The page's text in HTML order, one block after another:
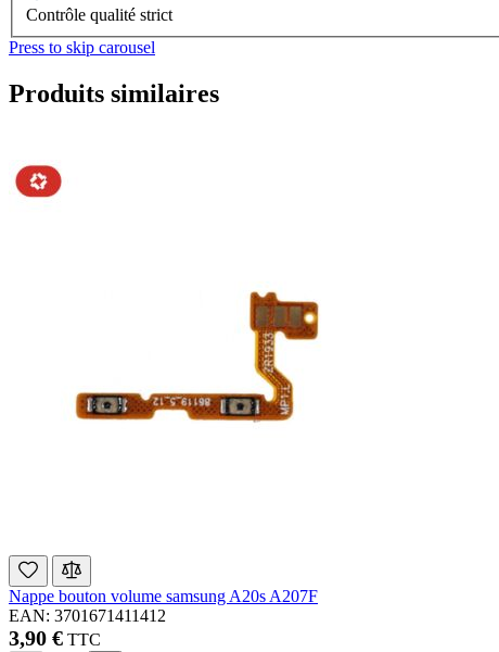
Contrôle qualité strict
Press to skip carousel
Produits similaires
Nappe bouton volume samsung A20s A207F
EAN: 3701671411412
3,90 € TTC